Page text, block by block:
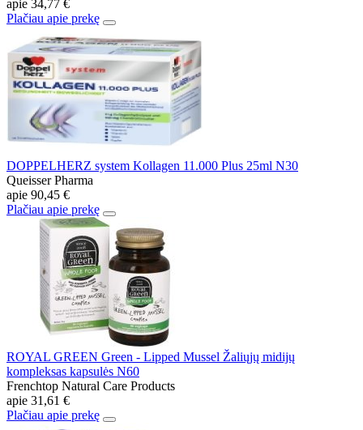
apie 34,77 €
Plačiau apie prekę
DOPPELHERZ system Kollagen 11.000 Plus 25ml N30
Queisser Pharma
apie 90,45 €
Plačiau apie prekę
ROYAL GREEN Green - Lipped Mussel Žaliųjų midijų
kompleksas kapsulės N60
Frenchtop Natural Care Products
apie 31,61 €
Plačiau apie prekę